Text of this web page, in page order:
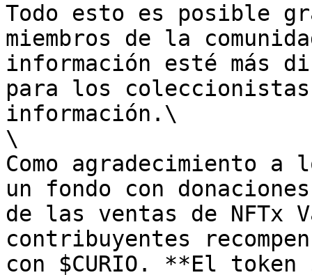
Todo esto es posible
miembros de la
información esté más
para los coleccionistas
información.\
\
Como agradecimiento
un fondo con
de las ventas de
contribuyentes
con $CURIO. **El